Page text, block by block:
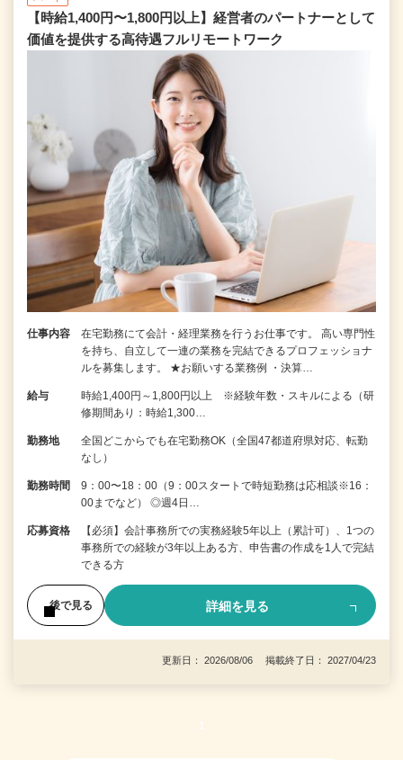
【時給1,400円〜1,800円以上】経営者のパートナーとして
価値を提供する⾼待遇フルリモートワーク
仕事内容
在宅勤務にて会計・経理業務を行うお仕事です。 高い専門性
を持ち、自立して一連の業務を完結できるプロフェッショナ
ルを募集します。 ★お願いする業務例 ・決算…
給与
時給1,400円～1,800円以上 ※経験年数・スキルによる（研
修期間あり：時給1,300…
勤務地
全国どこからでも在宅勤務OK（全国47都道府県対応、転勤
なし）
勤務時間
9：00〜18：00（9：00スタートで時短勤務は応相談※16：
00までなど） ◎週4日…
応募資格
【必須】会計事務所での実務経験5年以上（累計可）、1つの
事務所での経験が3年以上ある方、申告書の作成を1人で完結
できる方
後で見る 詳細を見る
更新日： 2026/08/06 掲載終了日： 2027/04/23
1